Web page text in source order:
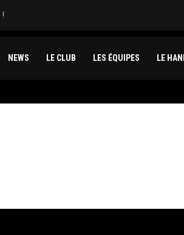
NEWS LE CLUB LES ÉQUIPES LE